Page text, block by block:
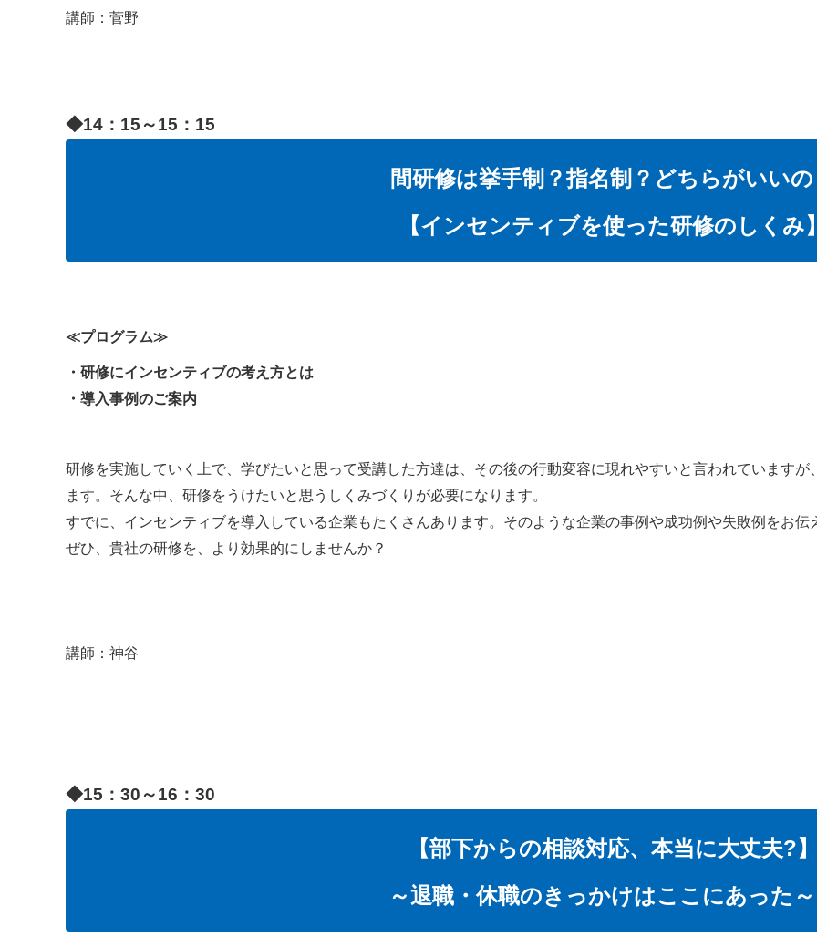
講師：菅野
◆14：15～15：15
間研修は挙手制？指名制？どちらがいい
【インセンティブを使った研修のしくみ
≪プログラム≫
・研修にインセンティブの考え方とは
・導入事例のご案内
研修を実施していく上で、学びたいと思って受講した方達は、その後の行動変容に現れやすいと言われています
ます。そんな中、研修をうけたいと思うしくみづくりが必要になります。
すでに、インセンティブを導入している企業もたくさんあります。そのような企業の事例や成功例や失敗例をお伝
ぜひ、貴社の研修を、より効果的にしませんか？
講師：神谷
◆15：30～16：30
【部下からの相談対応、本当に大丈夫?
～退職・休職のきっかけはここにあった